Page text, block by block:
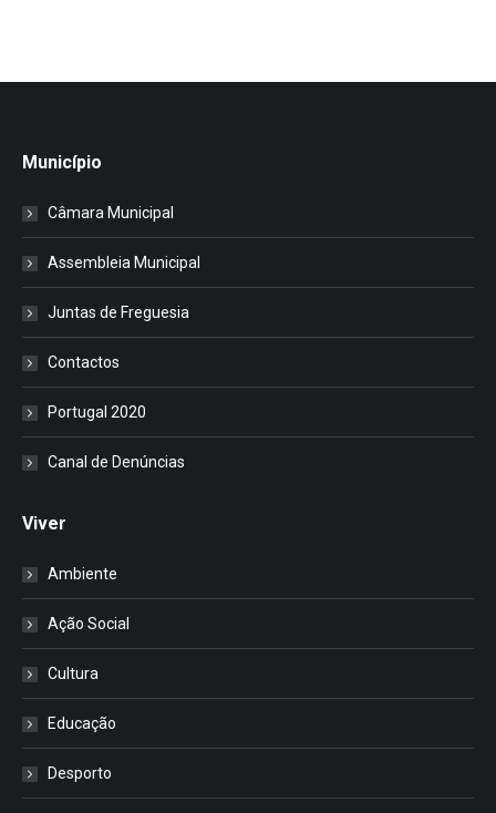
Município
Câmara Municipal
Assembleia Municipal
Juntas de Freguesia
Contactos
Portugal 2020
Canal de Denúncias
Viver
Ambiente
Ação Social
Cultura
Educação
Desporto